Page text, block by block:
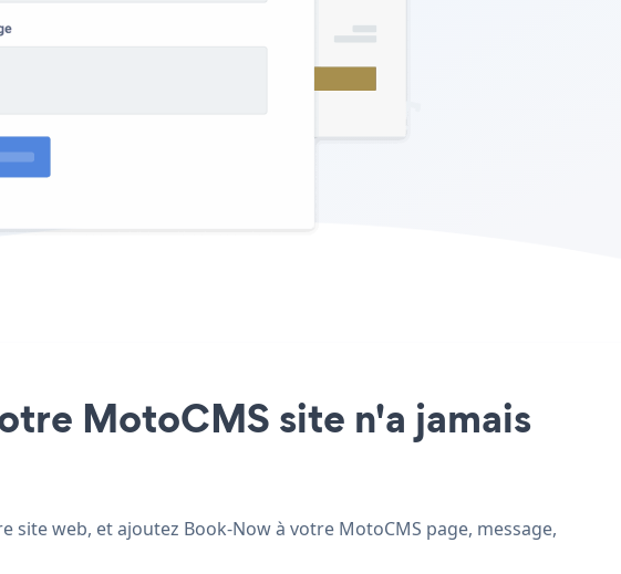
MotoCMS site n'a jamais
web, et ajoutez Book-Now à votre MotoCMS page, message,